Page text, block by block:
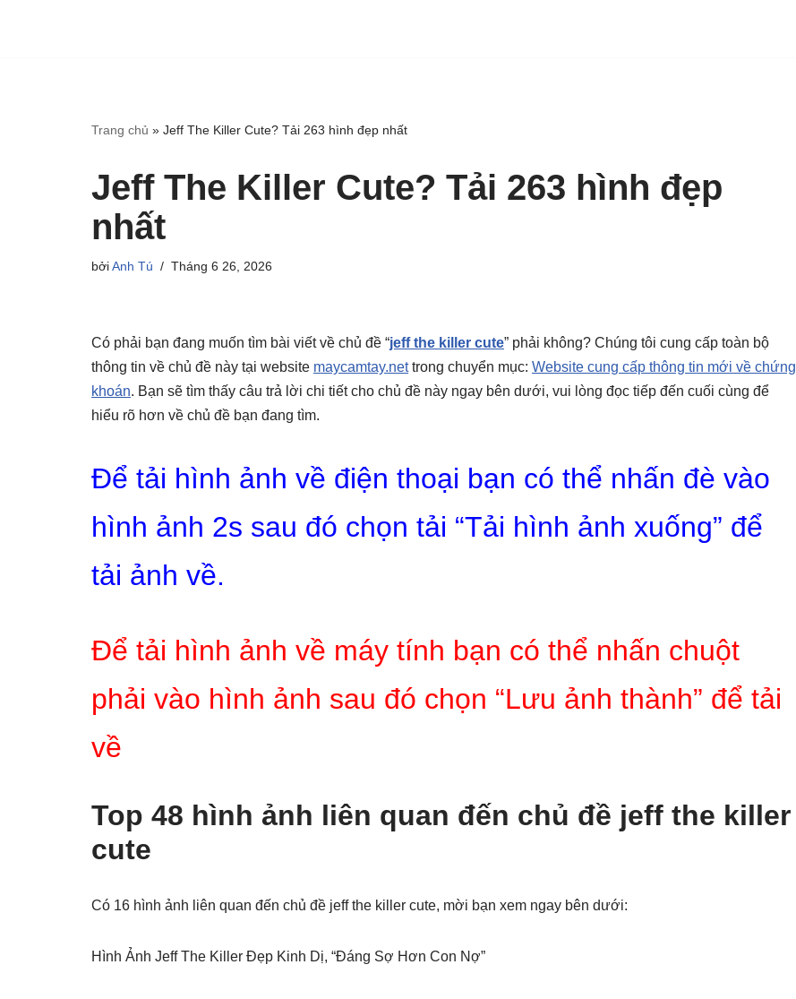
Trang chủ » Jeff The Killer Cute? Tải 263 hình đẹp nhất
Jeff The Killer Cute? Tải 263 hình đẹp
nhất
bởiAnh Tú Tháng 6 26, 2026
Có phải bạn đang muốn tìm bài viết về chủ đề “jeff the killer cute” phải không? Chúng tôi cung cấp toàn bộ
thông tin về chủ đề này tại website maycamtay.nettrong chuyển mục: Website cung cấp thông tin mới về chứng
khoán. Bạn sẽ tìm thấy câu trả lời chi tiết cho chủ đề này ngay bên dưới, vui lòng đọc tiếp đến cuối cùng để
hiểu rõ hơn về chủ đề bạn đang tìm.
Để tải hình ảnh về điện thoại bạn có thể nhấn đè vào
hình ảnh 2s sau đó chọn tải “Tải hình ảnh xuống” để
tải ảnh về.
Để tải hình ảnh về máy tính bạn có thể nhấn chuột
phải vào hình ảnh sau đó chọn “Lưu ảnh thành” để tải
về
Top 48 hình ảnh liên quan đến chủ đề jeff the killer
cute
Có 16 hình ảnh liên quan đến chủ đề jeff the killer cute, mời bạn xem ngay bên dưới:
Hình Ảnh Jeff The Killer Đẹp Kinh Dị, “Đáng Sợ Hơn Con Nợ”